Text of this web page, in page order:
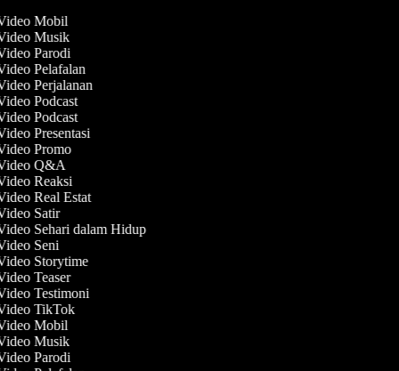
Mobil
Musik
Parodi
Pelafalan
Perjalanan
Podcast
Podcast
Presentasi
Promo
Video Q&A
Reaksi
Real Estat
Satir
Sehari dalam Hidup
Seni
Storytime
Teaser
Testimoni
TikTok
Mobil
Musik
Parodi